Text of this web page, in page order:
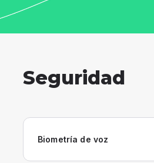
Seguridad
Biometría de voz